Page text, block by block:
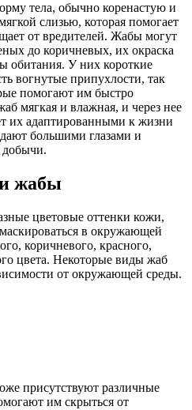
тела, обычно коренастую и
слизью, которая помогает
от вредителей. Жабы могут
до коричневых, их окраска
обитания. У них короткие
вогнутые припухлости, так
помогают им быстро
мягкая и влажная, и через нее
их адаптированными к жизни
большими глазами и
жабы
цветовые оттенки кожи,
в окружающей
коричневого, красного,
цвета. Некоторые виды жаб
от окружающей среды.
присутствуют различные
им скрыться от